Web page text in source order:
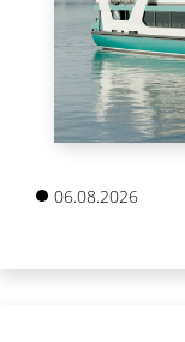
06.08.2026